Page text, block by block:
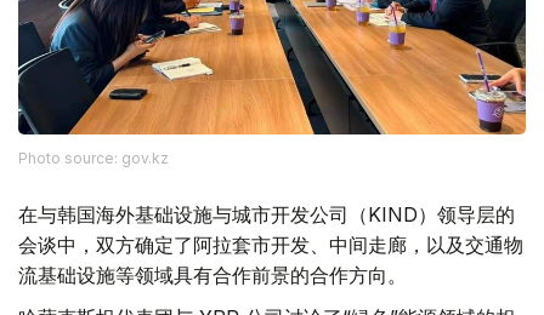
Photo source: gov.kz
在与韩国海外基础设施与城市开发公司（KIND）领导层的
会谈中，双方确定了阿拉套市开发、中间走廊，以及交通物
流基础设施等领域具有合作前景的合作方向。